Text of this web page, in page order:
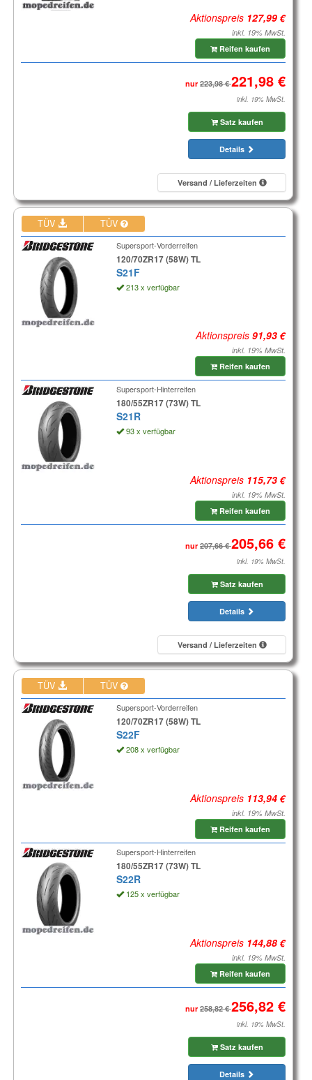
Aktionspreis
inkl. 19% MwSt.
Reifen kaufen
nur
inkl. 19% MwSt.
Satz kaufen
Details
Versand / Lieferzeiten
TÜV TÜV
Supersport-Vorderreifen
120/70ZR17 (58W) TL
S21F
213 x verfügbar
Aktionspreis
inkl. 19% MwSt.
Reifen kaufen
Supersport-Hinterreifen
180/55ZR17 (73W) TL
S21R
93 x verfügbar
Aktionspreis
inkl. 19% MwSt.
Reifen kaufen
nur
inkl. 19% MwSt.
Satz kaufen
Details
Versand / Lieferzeiten
TÜV TÜV
Supersport-Vorderreifen
120/70ZR17 (58W) TL
S22F
208 x verfügbar
Aktionspreis
inkl. 19% MwSt.
Reifen kaufen
Supersport-Hinterreifen
180/55ZR17 (73W) TL
S22R
125 x verfügbar
Aktionspreis
inkl. 19% MwSt.
Reifen kaufen
nur
inkl. 19% MwSt.
Satz kaufen
Details